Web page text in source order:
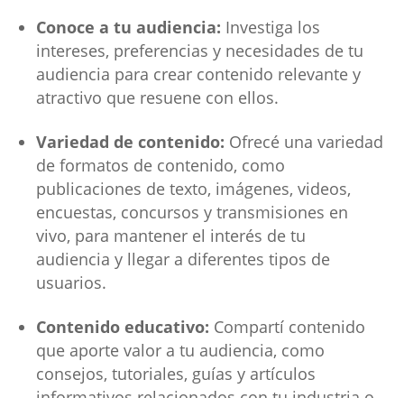
Conoce a tu audiencia: Investiga los
intereses, preferencias y necesidades de tu
audiencia para crear contenido relevante y
atractivo que resuene con ellos.
Variedad de contenido: Ofrecé una variedad
de formatos de contenido, como
publicaciones de texto, imágenes, videos,
encuestas, concursos y transmisiones en
vivo, para mantener el interés de tu
audiencia y llegar a diferentes tipos de
usuarios.
Contenido educativo: Compartí contenido
que aporte valor a tu audiencia, como
consejos, tutoriales, guías y artículos